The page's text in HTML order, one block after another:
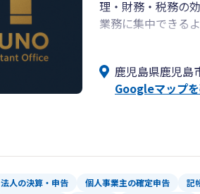
理・財務・税務の
業務に集中できる
記帳代行に留まら
後の戦略をご提案
お悩みまで、ワン
また、相続・贈
生の節目に寄り添
ですので、全国ど
鹿児島県鹿児島
Googleマップ
法人の決算・申告 個人事業主の確定申告 記